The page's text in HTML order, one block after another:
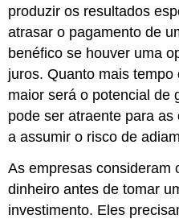
produzir os resultados
atrasar o pagamento de
benéfico se houver uma
juros. Quanto mais
maior será o potencial de
pode ser atraente para
a assumir o risco de
As empresas consideram
dinheiro antes de tomar
investimento. Eles